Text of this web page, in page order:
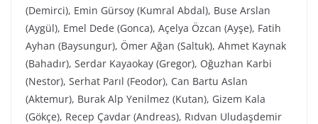
(Demirci), Emin Gürsoy (Kumral Abdal), Buse Arslan
(Aygül), Emel Dede (Gonca), Açelya Özcan (Ayşe), Fatih
Ayhan (Baysungur), Ömer Ağan (Saltuk), Ahmet Kaynak
(Bahadır), Serdar Kayaokay (Gregor), Oğuzhan Karbi
(Nestor), Serhat Parıl (Feodor), Can Bartu Aslan
(Aktemur), Burak Alp Yenilmez (Kutan), Gizem Kala
(Gökçe), Recep Çavdar (Andreas), Rıdvan Uludaşdemir